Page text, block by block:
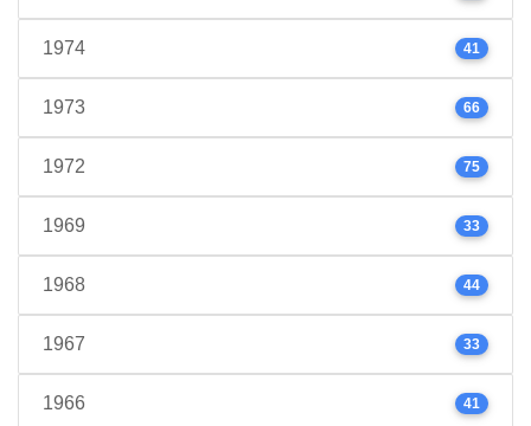
1974 41
1973 66
1972 75
1969 33
1968 44
1967 33
1966 41